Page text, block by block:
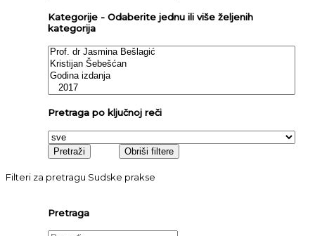
Kategorije - Odaberite jednu ili više željenih
kategorija
Pretraga po ključnoj reči
Filteri za pretragu Sudske prakse
Pretraga